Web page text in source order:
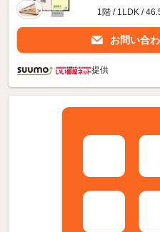
1階 / 1LDK /
お問い合
提供